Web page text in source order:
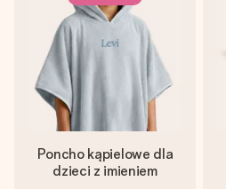
Poncho kąpielowe dla
dzieci z imieniem